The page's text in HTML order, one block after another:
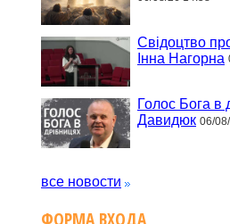
Свідоцтво
Інна Нагорна
Голос Бога в
Давидюк 06/
все новости
ФОРМА ВХОДА